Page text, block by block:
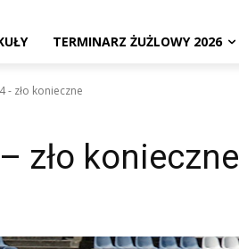
TERMINARZ ŻUŻLOWY 2026
- zło konieczne
zło konieczne